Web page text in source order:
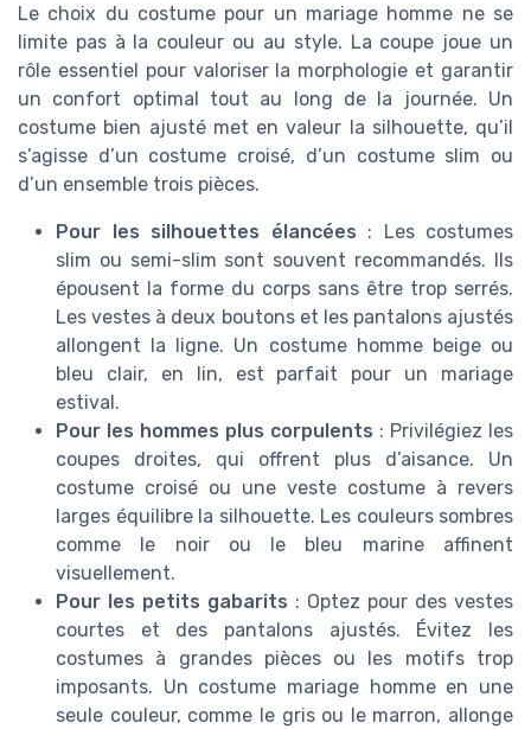
Le choix du costume pour un mariage homme ne se
limite pas à la couleur ou au style. La coupe joue un
rôle essentiel pour valoriser la morphologie et garantir
un confort optimal tout au long de la journée. Un
costume bien ajusté met en valeur la silhouette, qu’il
s’agisse d’un costume croisé, d’un costume slim ou
d’un ensemble trois pièces.
Pour les silhouettes élancées : Les costumes
slim ou semi-slim sont souvent recommandés. Ils
épousent la forme du corps sans être trop serrés.
Les vestes à deux boutons et les pantalons ajustés
allongent la ligne. Un costume homme beige ou
bleu clair, en lin, est parfait pour un mariage
estival.
Pour les hommes plus corpulents : Privilégiez les
coupes droites, qui offrent plus d’aisance. Un
costume croisé ou une veste costume à revers
larges équilibre la silhouette. Les couleurs sombres
comme le noir ou le bleu marine affinent
visuellement.
Pour les petits gabarits : Optez pour des vestes
courtes et des pantalons ajustés. Évitez les
costumes à grandes pièces ou les motifs trop
imposants. Un costume mariage homme en une
seule couleur, comme le gris ou le marron, allonge